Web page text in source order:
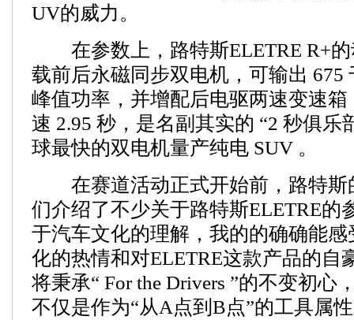
UV的威力。
在参数上，路特斯ELETRE R+的
载前后永磁同步双电机，可输出 675
峰值功率，并增配后电驱两速变速
速 2.95 秒，是名副其实的 “2 秒俱乐
球最快的双电机量产纯电 SUV 。
在赛道活动正式开始前，路特斯
们介绍了不少关于路特斯ELETRE的
于汽车文化的理解，我的的确确能
化的热情和对ELETRE这款产品的自
将秉承“ For the Drivers ”的不变初心
不仅是作为“从A点到B点”的工具属